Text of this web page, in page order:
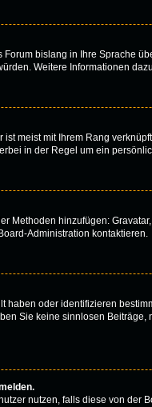
bislang in Ihre Sprache
Weitere Informationen
meist mit Ihrem Rang
in der Regel um ein
Methoden hinzufügen:
Administration kontaktieren.
oder identifizieren
Sie keine sinnlosen
nutzen, falls diese von